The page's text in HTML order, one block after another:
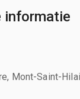
informatie
Mont-Saint-